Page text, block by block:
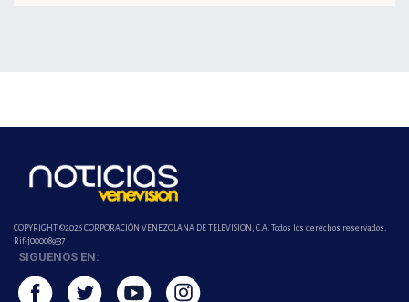
COPYRIGHT ©2026 CORPORACIÓN VENEZOLANA DE TELEVISION, C.A. Todos los derechos reservados.
Rif-j000089337
SIGUENOS EN: